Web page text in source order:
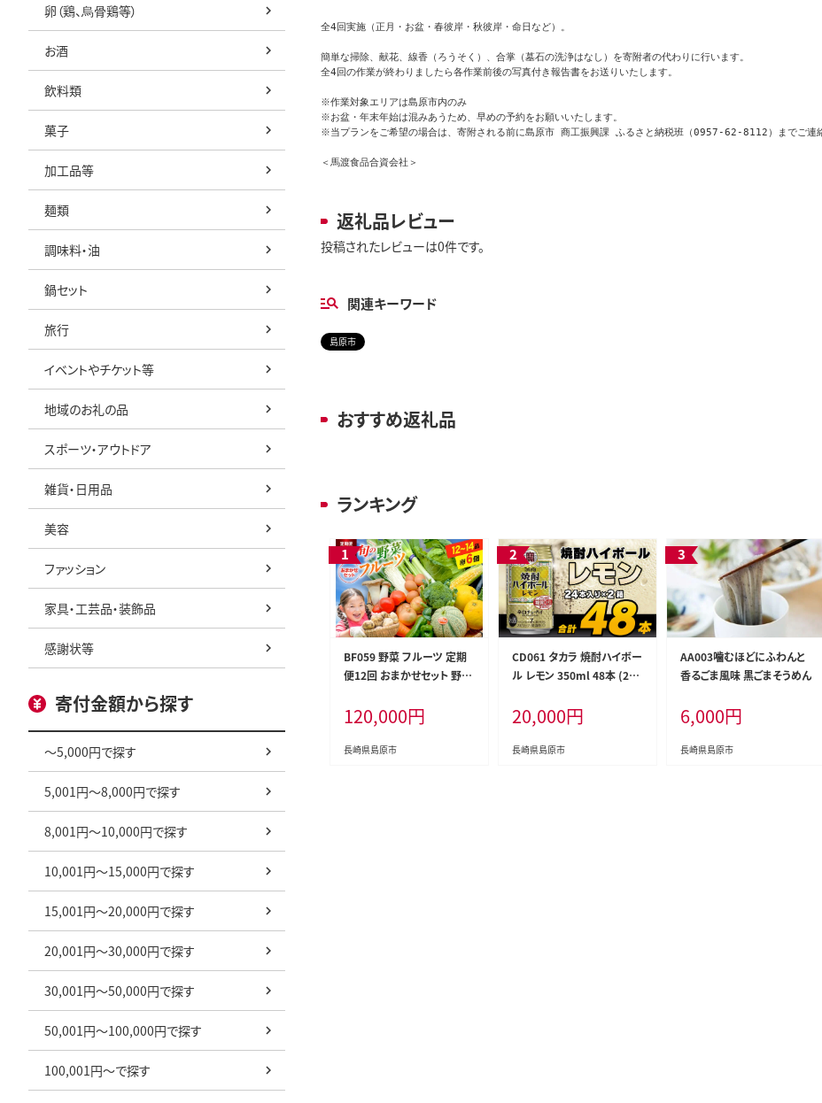
卵（鶏、烏骨鶏等）
お酒
飲料類
菓子
加工品等
麺類
調味料・油
鍋セット
旅行
イベントやチケット等
地域のお礼の品
スポーツ・アウトドア
雑貨・日用品
美容
ファッション
家具・工芸品・装飾品
感謝状等
寄付金額から探す
～5,000円で探す
5,001円～8,000円で探す
8,001円～10,000円で探す
10,001円～15,000円で探す
15,001円～20,000円で探す
20,001円～30,000円で探す
30,001円～50,000円で探す
50,001円～100,000円で探す
100,001円～で探す
全4回実施（正月・お盆・春彼岸・秋彼岸・命日など）。
簡単な掃除、献花、線香（ろうそく）、合掌（墓石の洗浄はなし）を寄附者の代わりに行います。
全4回の作業が終わりましたら各作業前後の写真付き報告書をお送りいたします。
※作業対象エリアは島原市内のみ
※お盆・年末年始は混みあうため、早めの予約をお願いいたします。
※当プランをご希望の場合は、寄附される前に島原市 商工振興課 ふるさと納税班（0957-62-8112）までご連絡
＜馬渡食品合資会社＞
返礼品レビュー
投稿されたレビューは0件です。
関連キーワード
島原市
おすすめ返礼品
ランキング
BF059 野菜 フルーツ 定期
便12回 おまかせセット 野菜
[ 野菜 果物 フルーツ 卵 鶏
卵 セット 詰め合わせ 産地直
送 春 夏 秋 冬 フードショッ
120,000円
長崎県島原市
CD061 タカラ 焼酎ハイボー
ル レモン 350ml 48本 (24
ara 焼酎 酎ハイ チューハイ
ハイボール れもん 檸檬 7%
人気 おすすめ ギフト プレゼ
20,000円
長崎県島原市
AA003噛むほどにふわんと
香るごま風味 黒ごまそうめん
6,000円
長崎県島原市